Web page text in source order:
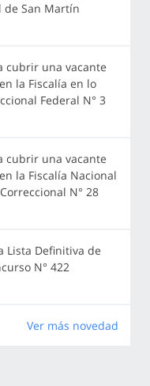
de San Martín
cubrir una vacante
la Fiscalía en lo
Federal N° 3
cubrir una vacante
la Fiscalía Nacional
N° 28
Lista Definitiva de
N° 422
Ver más novedad